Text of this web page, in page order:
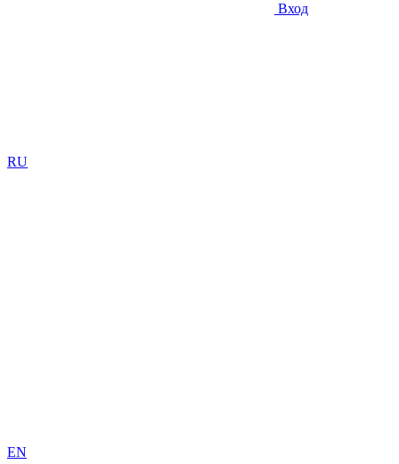
Вход
RU
EN